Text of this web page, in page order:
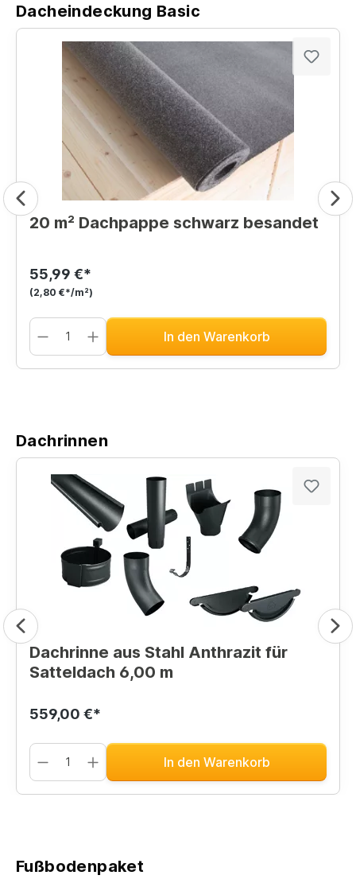
Dacheindeckung Basic
20 m² Dachpappe schwarz besandet
55,99 €*
(2,80 €*/m²)
In den Warenkorb
Dachrinnen
Dachrinne aus Stahl Anthrazit für
Satteldach 6,00 m
559,00 €*
In den Warenkorb
Fußbodenpaket